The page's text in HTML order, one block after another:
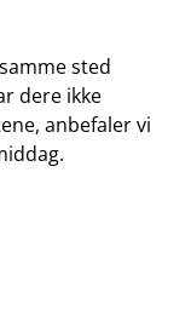
sted
dere ikke
anbefaler vi